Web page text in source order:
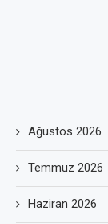
Ağustos 2026
Temmuz 2026
Haziran 2026